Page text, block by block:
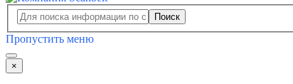
Поиск
Пропустить меню
×